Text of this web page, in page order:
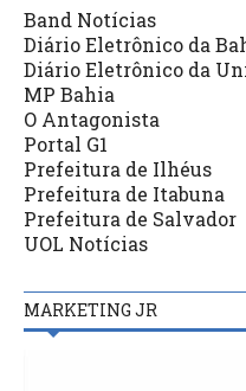
Band Notícias
Diário Eletrônico da
Diário Eletrônico da
MP Bahia
O Antagonista
Portal G1
Prefeitura de Ilhéus
Prefeitura de Itabuna
Prefeitura de Salvador
UOL Notícias
MARKETING JR